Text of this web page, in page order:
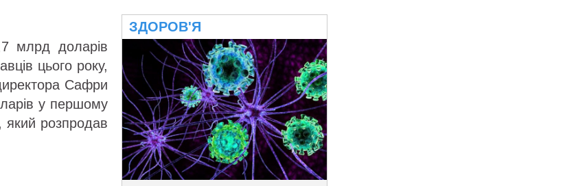
млрд доларів
цього року,
Сафри
у першому
який розпродав
ЗДОРОВ'Я